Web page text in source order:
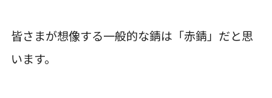
皆さまが想像する一般的な錆は「赤錆」だと思
います。